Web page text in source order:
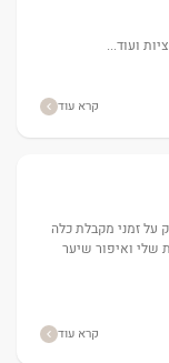
ועוד...
קרא עוד
על זמני מקבלת כלה
שלי ואיפור שיער
קרא עוד